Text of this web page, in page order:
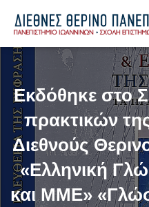
Εκδόθηκε στο
πρακτικών
Διεθνούς
«Ελληνική
και ΜΜΕ»